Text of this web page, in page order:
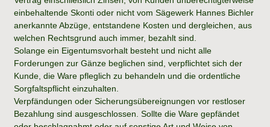
einbehaltende Skonti oder nicht vom Sägewerk Hannes Bichler
anerkannte Abzüge, entstandene Kosten und dergleichen, aus
welchen Rechtsgrund auch immer, bezahlt sind.
Solange ein Eigentumsvorhalt besteht und nicht alle
Forderungen zur Gänze beglichen sind, verpflichtet sich der
Kunde, die Ware pfleglich zu behandeln und die ordentliche
Sorgfaltspflicht einzuhalten.
Verpfändungen oder Sicherungsübereignungen vor restloser
Bezahlung sind ausgeschlossen. Sollte die Ware gepfändet